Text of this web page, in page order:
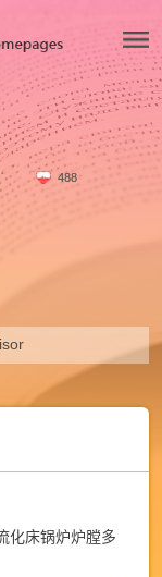
488
化床锅炉炉膛多